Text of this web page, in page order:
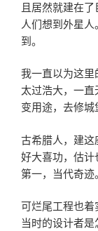
且居然就建在
人们想到外星
到。
我一直以为这
太过浩大，一
变用途，去修城
古希腊人，建这
好大喜功，估
第一，当代奇迹
可烂尾工程也
当时的设计者